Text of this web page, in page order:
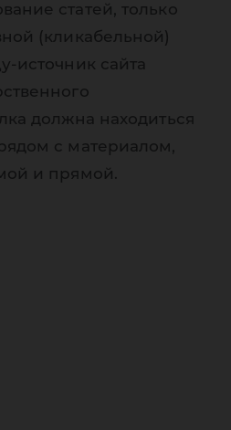
статей, только
(кликабельной)
источник сайта
должна находиться
с материалом,
и прямой.